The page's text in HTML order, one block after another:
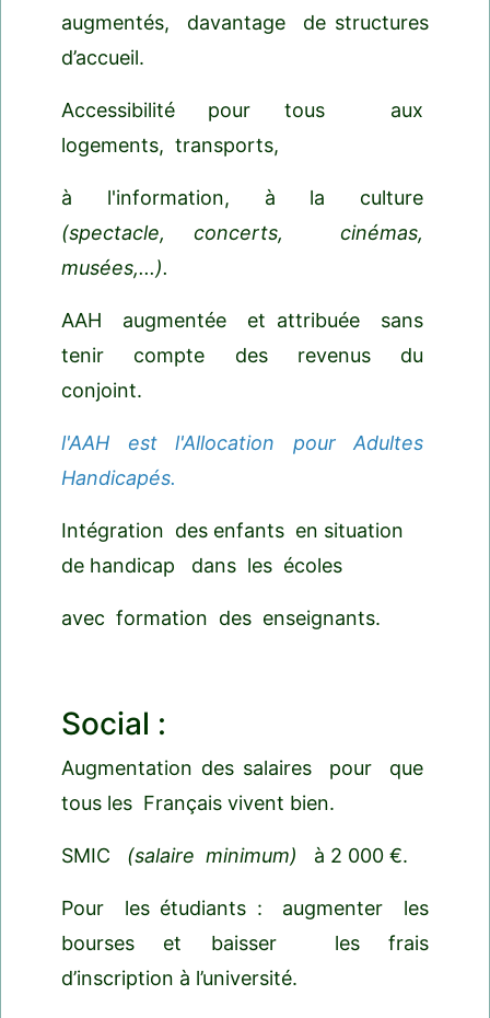
augmentés, davantage de structures
d’accueil.
Accessibilité pour tous aux
logements, transports,
à l'information, à la culture
(spectacle, concerts, cinémas,
musées,...).
AAH augmentée et attribuée sans
tenir compte des revenus du
conjoint.
l'AAH est l'Allocation pour Adultes
Handicapés.
Intégration des enfants en situation
de handicap dans les écoles
avec formation des enseignants.
Social :
Augmentation des salaires pour que
tous les Français vivent bien.
SMIC (salaire minimum) à 2 000 €.
Pour les étudiants : augmenter les
bourses et baisser les frais
d’inscription à l’université.